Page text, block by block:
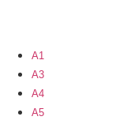
A1
A3
A4
A5